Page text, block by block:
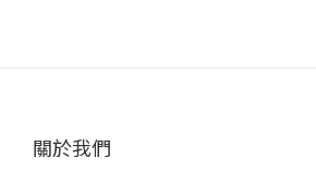
關於我們